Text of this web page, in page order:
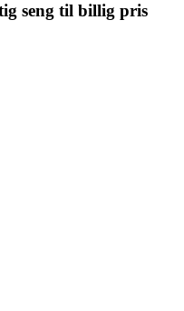
seng til billig pris